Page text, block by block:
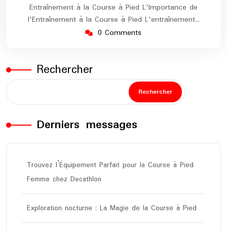
Entraînement à la Course à Pied L'Importance de
l'Entraînement à la Course à Pied L'entraînement…
0 Comments
Rechercher
Rechercher
Derniers messages
Trouvez l’Équipement Parfait pour la Course à Pied
Femme chez Decathlon
Exploration nocturne : La Magie de la Course à Pied